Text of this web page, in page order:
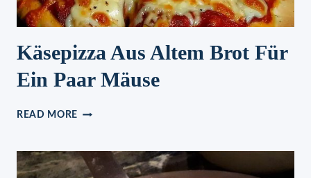
Käsepizza Aus Altem Brot Für
Ein Paar Mäuse
READ MORE KÄSEPIZZA
BROT
FÜR